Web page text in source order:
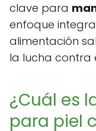
clave para
enfoque
alimentación
la lucha contra
¿Cuál es
para piel